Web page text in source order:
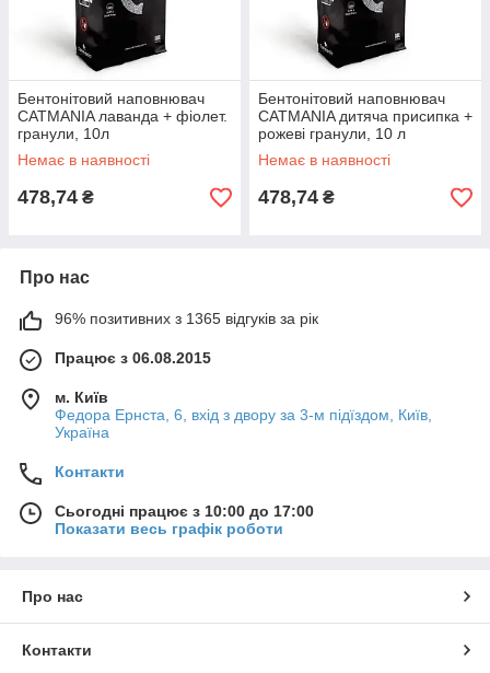
Бентонітовий наповнювач
CATMANIA лаванда + фіолет.
гранули, 10л
Немає в наявності
478,74 ₴
Бентонітовий наповнювач
CATMANIA дитяча присипка +
рожеві гранули, 10 л
Немає в наявності
478,74 ₴
Про нас
96% позитивних з 1365 відгуків за рік
Працює з 06.08.2015
м. Київ
Федора Ернста, 6, вхід з двору за 3-м підїздом, Київ,
Україна
Контакти
Сьогодні працює з 10:00 до 17:00
Показати весь графік роботи
Про нас
Контакти